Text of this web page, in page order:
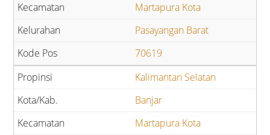
Martapura Kota
Pasayangan Barat
70619
Kalimantan Selatan
Banjar
Martapura Kota